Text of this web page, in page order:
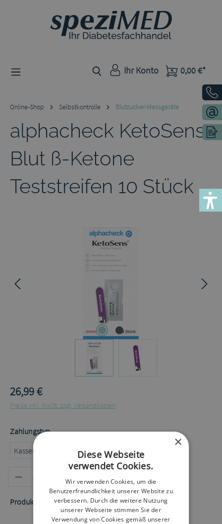
Zum Hauptinhalt springen
Ihr Konto 0,00 €*
Online-Shop Selbstkontrolle Blutzucker-Messgeräte
alphacheck KetoSens
Blut ß-Ketone
Teststreifen 10 Stück
Bildergalerie überspringen
26,99 €
Preise inkl. MwSt. zzgl. Versandkosten
Zahlungstypauswählen
Kassenrezept
Privatrezept Selbstzahler
Produkt Anzahl: Gib den
Produktnummer:50060209.2
×
Diese Webseite
verwendet Cookies.
Wir verwenden Cookies, um die
Benutzerfreundlichkeit unserer Website zu
verbessern. Durch die weitere Nutzung
unserer Webseite stimmen Sie der
Verwendung von Cookies gemäß unserer